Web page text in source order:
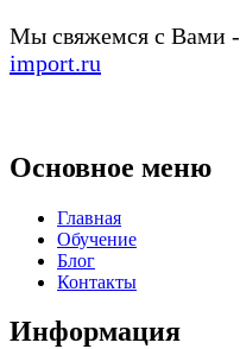
Мы свяжемся с Вами -
import.ru
Основное меню
Главная
Обучение
Блог
Контакты
Информация